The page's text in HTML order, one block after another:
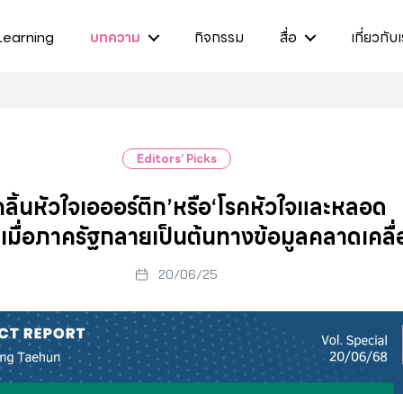
บทความ กิจกรรม สื่อ เกี่ยวกับ
Editors’ Picks
ลิ้นหัวใจเอออร์ติก’หรือ‘โรคหัวใจและหลอด
เมื่อภาครัฐกลายเป็นต้นทางข้อมูลคลาดเค
20/06/25